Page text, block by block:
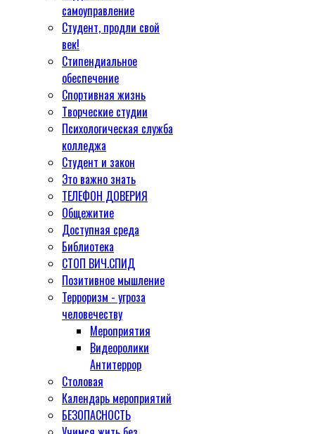
самоуправление
Студент, продли свой
век!
Стипендиальное
обеспечение
Спортивная жизнь
Творческие студии
Психологическая служба
колледжа
Студент и закон
Это важно знать
ТЕЛЕФОН ДОВЕРИЯ
Общежитие
Доступная среда
Библиотека
СТОП ВИЧ.СПИД
Позитивное мышление
Терроризм - угроза
человечеству
Мероприятия
Видеоролики
Антитеррор
Столовая
Календарь мероприятий
БЕЗОПАСНОСТЬ